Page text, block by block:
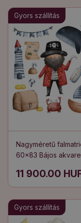
Gyors szállítás
Nagyméretű
60x83 Bájos
11 900.00
Gyors szállítás